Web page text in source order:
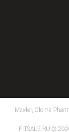
Maxler, Cloma
FITSALE.RU ©